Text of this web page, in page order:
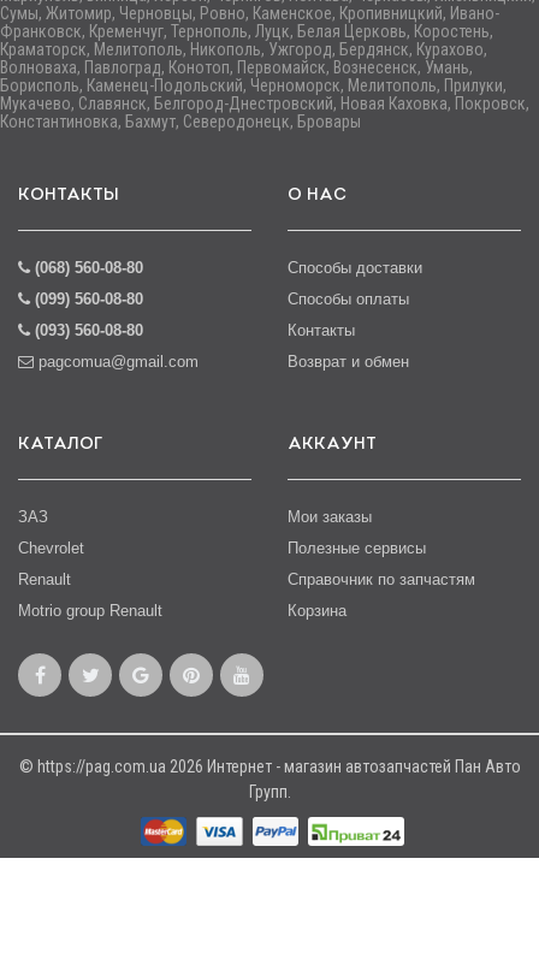
Сумы, Житомир, Черновцы, Ровно, Каменское, Кропивницкий, Ивано-
Франковск, Кременчуг, Тернополь, Луцк, Белая Церковь, Коростень,
Краматорск, Мелитополь, Никополь, Ужгород, Бердянск, Курахово,
Волноваха, Павлоград, Конотоп, Первомайск, Вознесенск, Умань,
Борисполь, Каменец-Подольский, Черноморск, Мелитополь, Прилуки,
Мукачево, Славянск, Белгород-Днестровский, Новая Каховка, Покровск,
Константиновка, Бахмут, Северодонецк, Бровары
КОНТАКТЫ
(068) 560-08-80
(099) 560-08-80
(093) 560-08-80
pagcomua@gmail.com
О НАС
Способы доставки
Способы оплаты
Контакты
Возврат и обмен
КАТАЛОГ
ЗАЗ
Chevrolet
Renault
Motrio group Renault
АККАУНТ
Мои заказы
Полезные сервисы
Справочник по запчастям
Корзина
© https://pag.com.ua 2026 Интернет - магазин автозапчастей Пан Авто
Групп.